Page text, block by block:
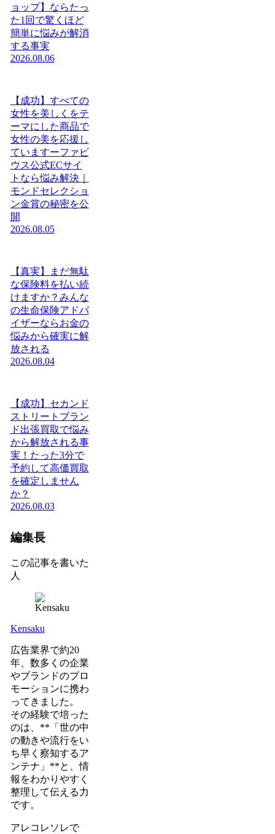
ョップ】ならたっ
た1回で驚くほど
簡単に悩みが解消
する事実
2026.08.06
【成功】すべての
女性を美しくをテ
ーマにした商品で
女性の美を応援し
ていますーファビ
ウス公式ECサイ
トなら悩み解決｜
モンドセレクショ
ン金賞の秘密を公
開
2026.08.05
【真実】まだ無駄
な保険料を払い続
けますか？みんな
の生命保険アドバ
イザーならお金の
悩みから確実に解
放される
2026.08.04
【成功】セカンド
ストリートブラン
ド出張買取で悩み
から解放される事
実！たった3分で
予約して高価買取
を確定しません
か？
2026.08.03
編集長
この記事を書いた
人
Kensaku
広告業界で約20
年、数多くの企業
やブランドのプロ
モーションに携わ
ってきました。
その経験で培った
のは、**「世の中
の動きや流行をい
ち早く察知するア
ンテナ」**と、情
報をわかりやすく
整理して伝える力
です。
アレコレソレで